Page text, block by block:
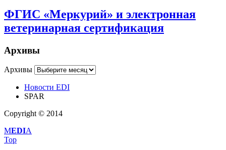
ФГИС «Меркурий» и электронная
ветеринарная сертификация
Архивы
Архивы
Новости EDI
SPAR
Copyright © 2014
MEDIA
Top